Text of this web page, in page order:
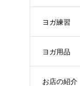
ヨガ練習
ヨガ用品
お店の紹介